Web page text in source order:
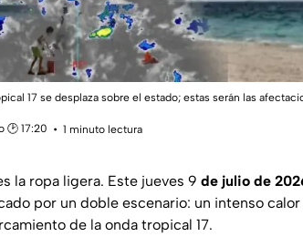
17 se desplaza sobre el estado; estas serán las
🕑 17:20
1 minuto lectura
la ropa ligera. Este jueves 9 de julio de
por un doble escenario: un intenso
de la onda tropical 17.